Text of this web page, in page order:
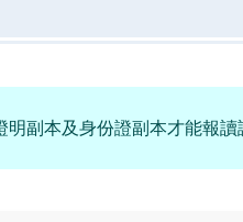
副本及身份證副本才能報讀